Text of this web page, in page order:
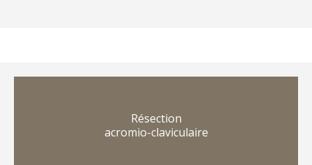
Résection
acromio-claviculaire